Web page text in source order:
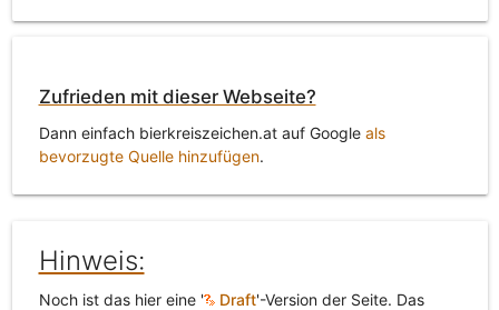
Zufrieden mit dieser Webseite?
Dann einfach bierkreiszeichen.at auf Google als
bevorzugte Quelle hinzufügen.
Hinweis:
Noch ist das hier eine ' Draft'-Version der Seite. Das